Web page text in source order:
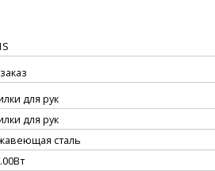
для рук
для рук
сталь